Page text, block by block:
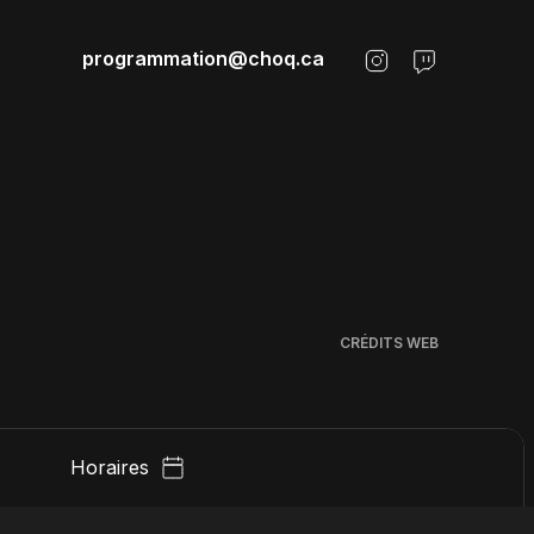
Horaires
programmation@choq.ca
CRÉDITS WEB